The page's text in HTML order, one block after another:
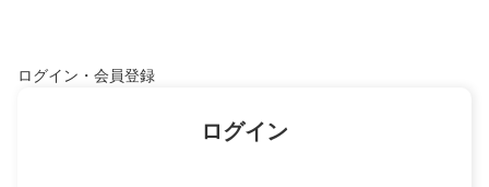
ログイン・会員登録
ログイン